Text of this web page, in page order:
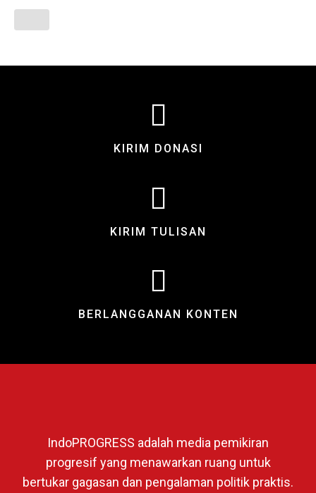
KIRIM DONASI
KIRIM TULISAN
BERLANGGANAN KONTEN
IndoPROGRESS adalah media pemikiran
progresif yang menawarkan ruang untuk
bertukar gagasan dan pengalaman politik praktis.